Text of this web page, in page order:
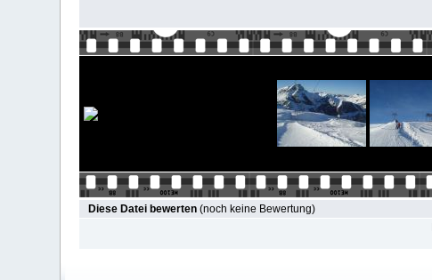
Diese Datei bewerten(noch keine Bewertung)